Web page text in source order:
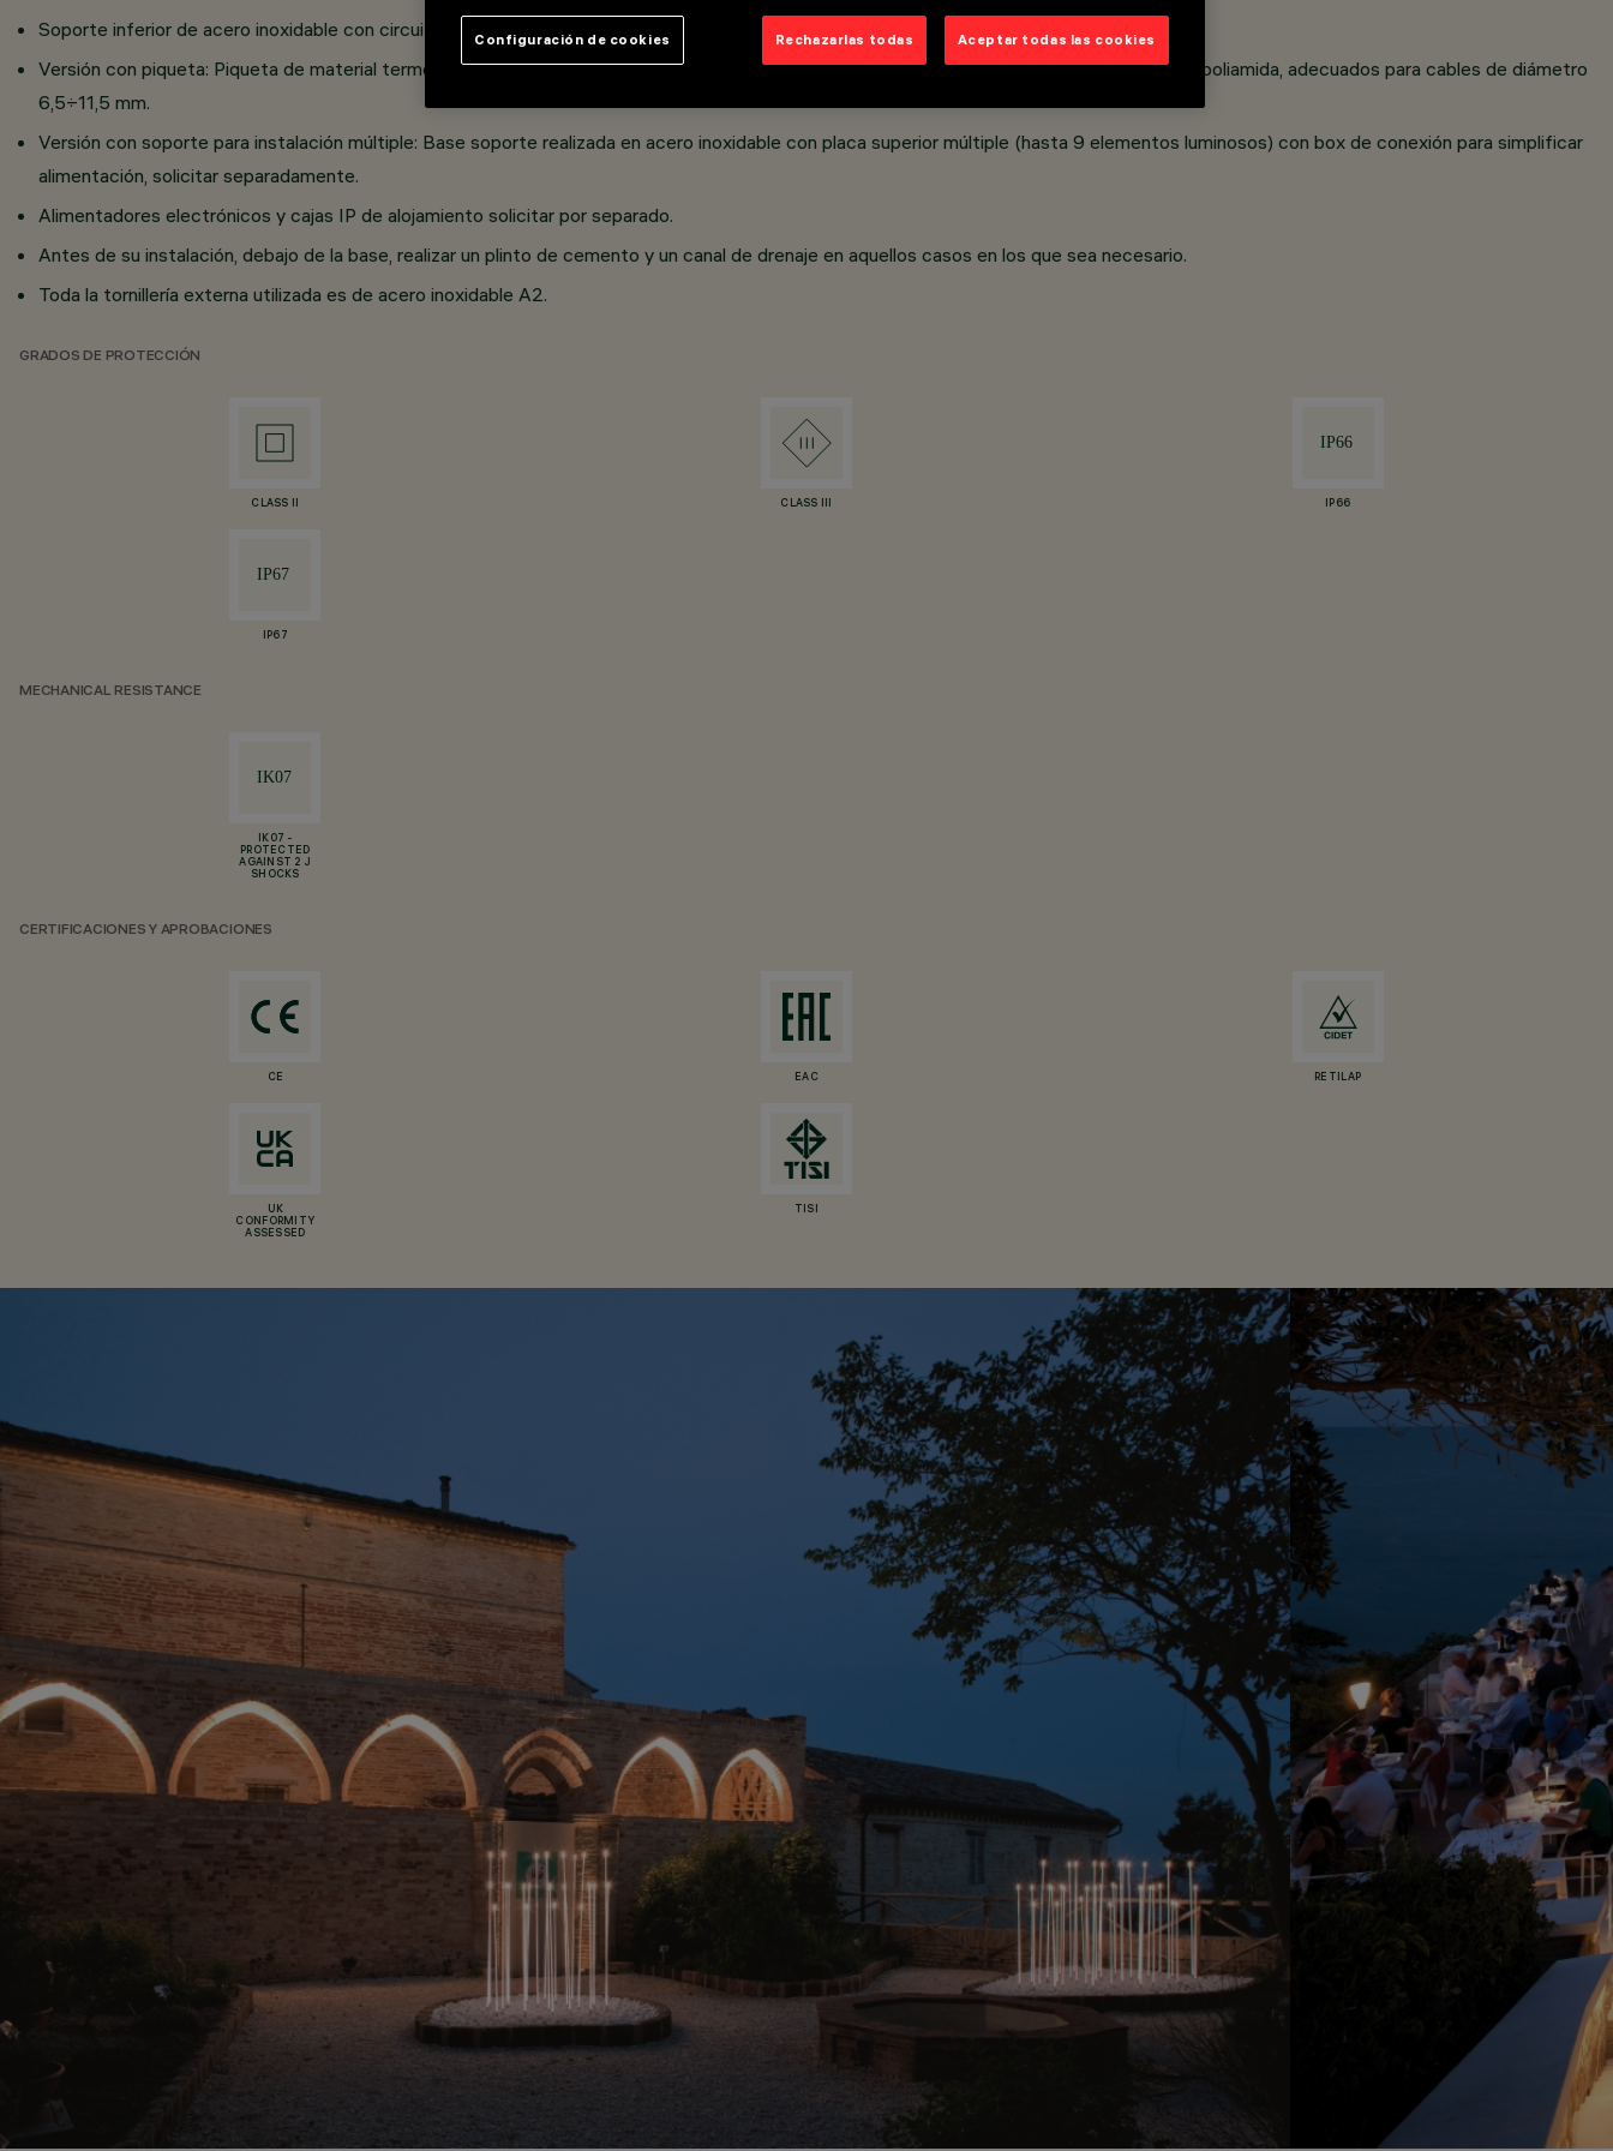
Soporte inferior de acero inoxidable con circuito LED de 1,5 W Neutral White. Óptica con lente en material plástico.
Versión con piqueta: Piqueta de material termoplástico; alimentador electrónico y clema de conexión incluidos; prensacable doble PG11 de poliamida, adecuados para cables de diámetro
6,5÷11,5 mm.
Versión con soporte para instalación múltiple: Base soporte realizada en acero inoxidable con placa superior múltiple (hasta 9 elementos luminosos) con box de conexión para simplificar
alimentación, solicitar separadamente.
Alimentadores electrónicos y cajas IP de alojamiento solicitar por separado.
Antes de su instalación, debajo de la base, realizar un plinto de cemento y un canal de drenaje en aquellos casos en los que sea necesario.
Toda la tornillería externa utilizada es de acero inoxidable A2.
GRADOS DE PROTECCIÓN
CLASS II CLASS III IP66
IP67
MECHANICAL RESISTANCE
IK07 -
PROTECTED
AGAINST 2 J
SHOCKS
CERTIFICACIONES Y APROBACIONES
CE EAC RETILAP
UK
CONFORMITY
ASSESSED
TISI
Rechazarlas todas Aceptar todas las cookies
Configuración de cookies